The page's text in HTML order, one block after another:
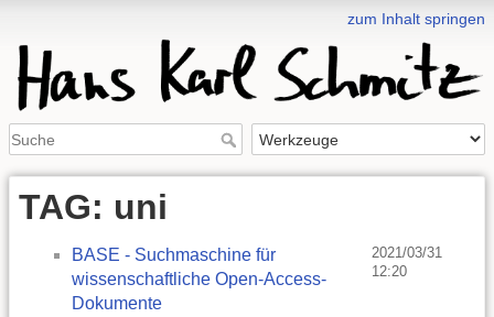
zum Inhalt springen
TAG: uni
BASE - Suchmaschine für
wissenschaftliche Open-Access-
Dokumente
2021/03/31
12:20